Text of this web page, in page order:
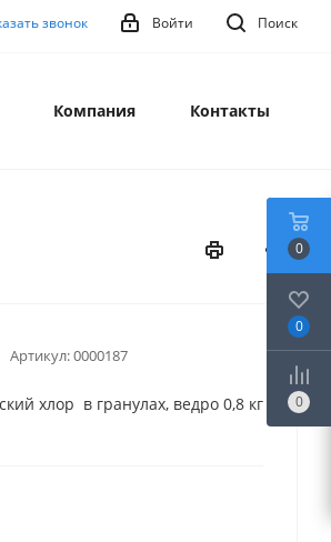
Поиск
Войти
звонок
Компания Контакты
Артикул:0000187
хлор в гранулах, ведро 0,8 кг
0
0
0